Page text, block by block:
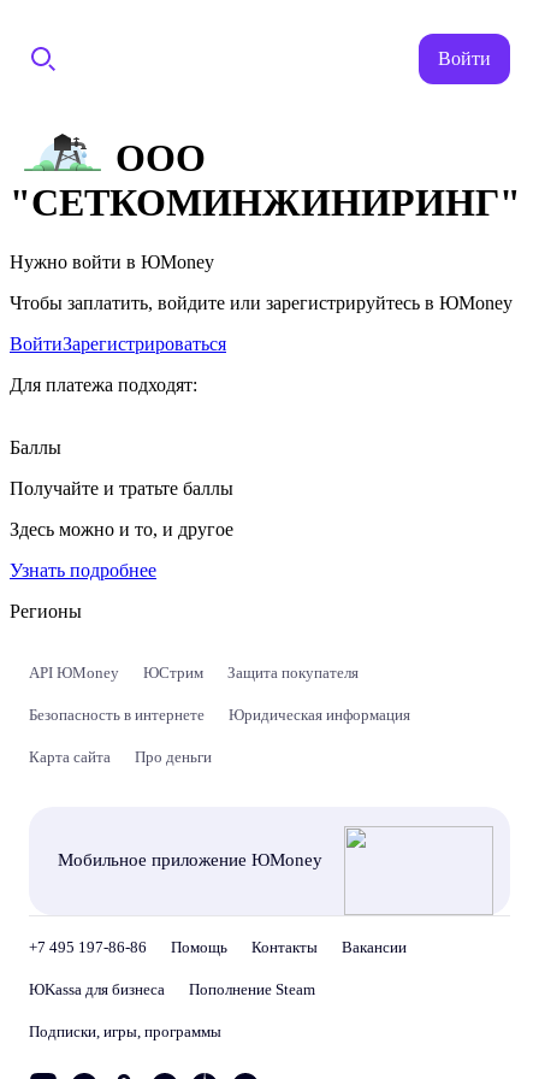
Войти
ООО
"СЕТКОМИНЖИНИРИНГ"
Нужно войти в ЮMoney
Чтобы заплатить, войдите или зарегистрируйтесь в ЮMoney
ВойтиЗарегистрироваться
Для платежа подходят:
Баллы
Получайте и тратьте баллы
Здесь можно и то, и другое
Узнать подробнее
Регионы
API ЮMoney ЮСтрим Защита покупателя
Безопасность в интернете Юридическая информация
Карта сайта Про деньги
Мобильное приложение ЮMoney
+7 495 197-86-86 Помощь Контакты Вакансии
ЮKassa для бизнеса Пополнение Steam
Подписки, игры, программы